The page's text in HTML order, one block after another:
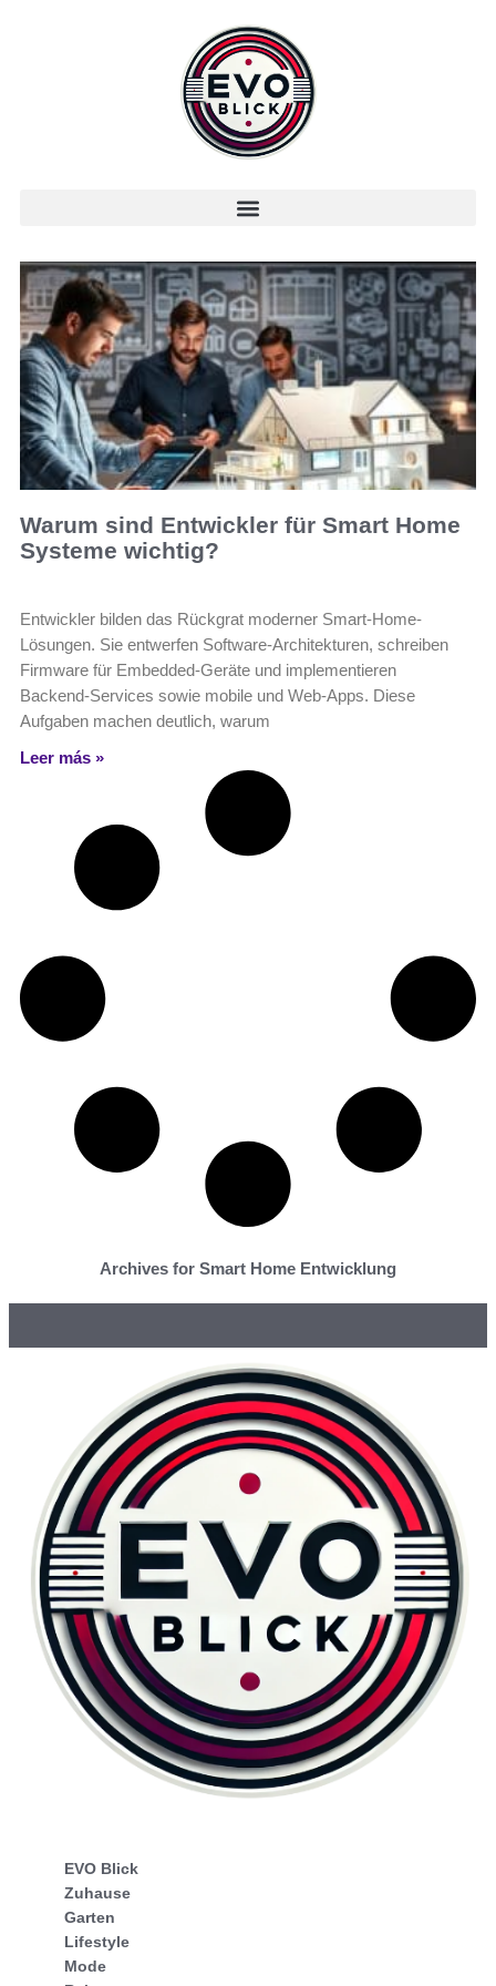
Warum sind Entwickler für Smart Home
Systeme wichtig?
Entwickler bilden das Rückgrat moderner Smart-Home-
Lösungen. Sie entwerfen Software‑Architekturen, schreiben
Firmware für Embedded‑Geräte und implementieren
Backend‑Services sowie mobile und Web‑Apps. Diese
Aufgaben machen deutlich, warum
Leer más »
Archives for Smart Home Entwicklung
EVO Blick
Zuhause
Garten
Lifestyle
Mode